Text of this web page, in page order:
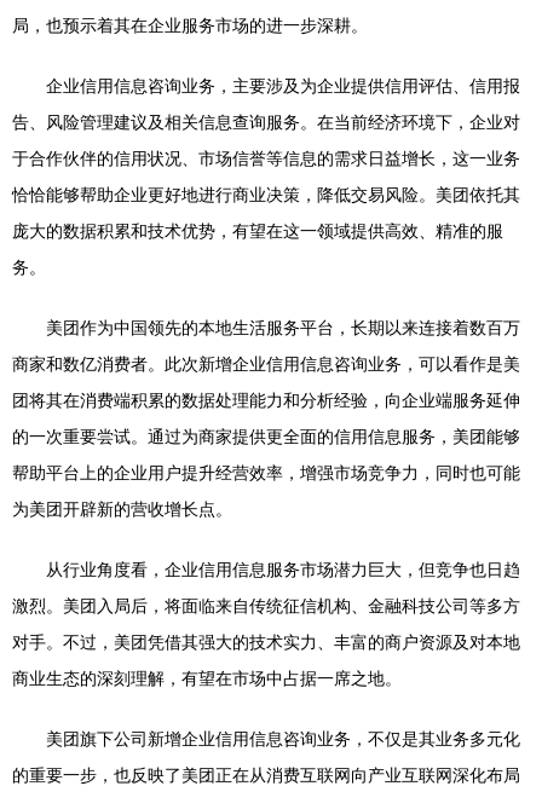
局，也预示着其在企业服务市场的进一步深耕。
企业信用信息咨询业务，主要涉及为企业提供信用评估、信用报
告、风险管理建议及相关信息查询服务。在当前经济环境下，企业对
于合作伙伴的信用状况、市场信誉等信息的需求日益增长，这一业务
恰恰能够帮助企业更好地进行商业决策，降低交易风险。美团依托其
庞大的数据积累和技术优势，有望在这一领域提供高效、精准的服
务。
美团作为中国领先的本地生活服务平台，长期以来连接着数百万
商家和数亿消费者。此次新增企业信用信息咨询业务，可以看作是美
团将其在消费端积累的数据处理能力和分析经验，向企业端服务延伸
的一次重要尝试。通过为商家提供更全面的信用信息服务，美团能够
帮助平台上的企业用户提升经营效率，增强市场竞争力，同时也可能
为美团开辟新的营收增长点。
从行业角度看，企业信用信息服务市场潜力巨大，但竞争也日趋
激烈。美团入局后，将面临来自传统征信机构、金融科技公司等多方
对手。不过，美团凭借其强大的技术实力、丰富的商户资源及对本地
商业生态的深刻理解，有望在市场中占据一席之地。
美团旗下公司新增企业信用信息咨询业务，不仅是其业务多元化
的重要一步，也反映了美团正在从消费互联网向产业互联网深化布局